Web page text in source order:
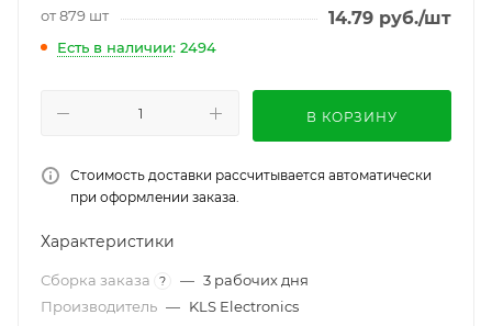
от 879 шт 14.79 руб./шт
Есть в наличии: 2494
В КОРЗИНУ
Стоимость доставки рассчитывается автоматически
при оформлении заказа.
Характеристики
Сборка заказа ? — 3 рабочих дня
Производитель — KLS Electronics